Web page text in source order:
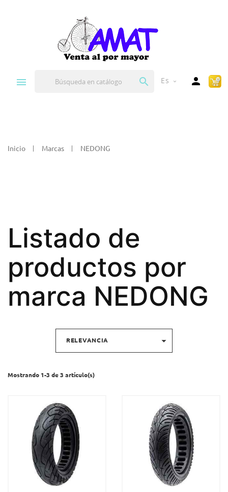
 Es expand_more 
Inicio Marcas NEDONG
Listado de
productos por
marca NEDONG
RELEVANCIA 
Mostrando 1-3 de 3 artículo(s)